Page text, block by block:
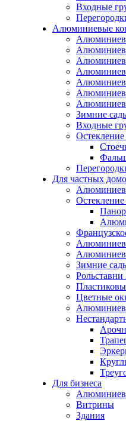
Входные
Алюминиевые
Зимние
Входные
Остекление
Для частных
Зимние
Цветные
Для бизнеса
Витрины
Здания